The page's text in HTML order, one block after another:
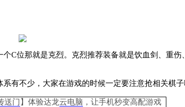
个C位那就是克烈。克烈推荐装备就是饮血剑、重
有不少，大家在游戏的时候一定要注意抢相关棋
送门 】 体验达龙云电脑 ，让手机秒变高配游戏